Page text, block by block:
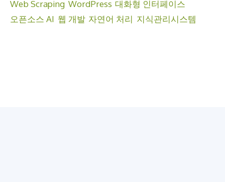
Web Scraping WordPress 대화형 인터페이스
오픈소스 AI 웹 개발 자연어 처리 지식관리시스템